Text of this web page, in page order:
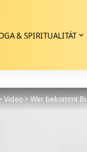
& SPIRITUALITÄT
Video>Wer bekommt